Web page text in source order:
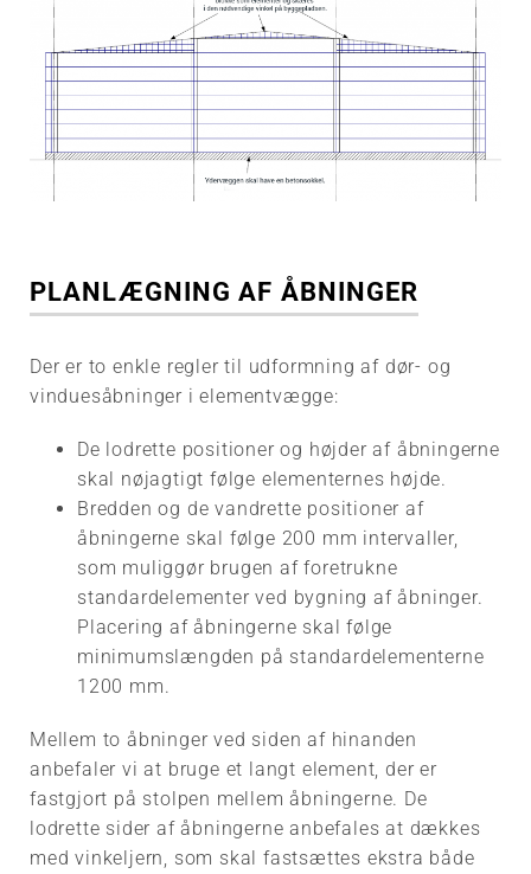
PLANLÆGNING AF ÅBNINGER
Der er to enkle regler til udformning af dør- og
vinduesåbninger i elementvægge:
De lodrette positioner og højder af åbningerne
skal nøjagtigt følge elementernes højde.
Bredden og de vandrette positioner af
åbningerne skal følge 200 mm intervaller,
som muliggør brugen af foretrukne
standardelementer ved bygning af åbninger.
Placering af åbningerne skal følge
minimumslængden på standardelementerne
1200 mm.
Mellem to åbninger ved siden af hinanden
anbefaler vi at bruge et langt element, der er
fastgjort på stolpen mellem åbningerne. De
lodrette sider af åbningerne anbefales at dækkes
med vinkeljern, som skal fastsættes ekstra både